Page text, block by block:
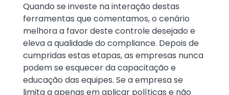
Quando se investe na interação destas
ferramentas que comentamos, o cenário
melhora a favor deste controle desejado e
eleva a qualidade do compliance. Depois de
cumpridas estas etapas, as empresas nunca
podem se esquecer da capacitação e
educação das equipes. Se a empresa se
limita a apenas em aplicar políticas e não